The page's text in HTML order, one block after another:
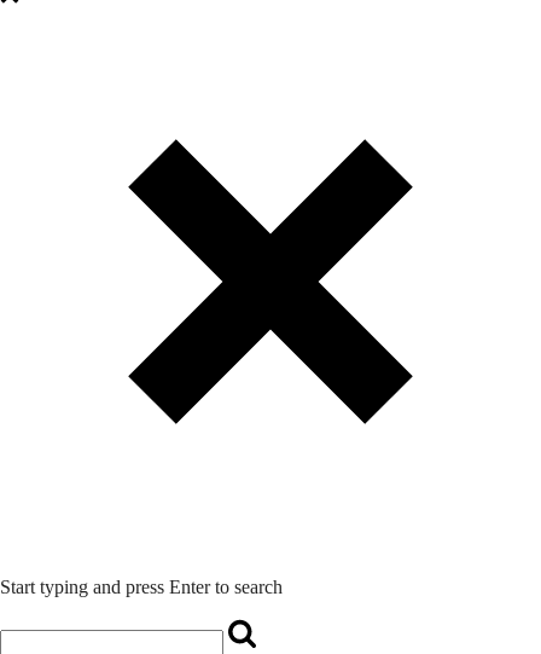
Start typing and press Enter to search